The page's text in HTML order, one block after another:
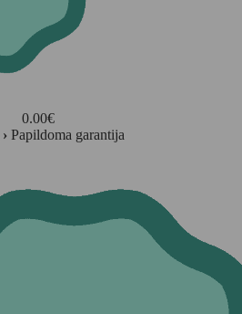
0.00€
› Papildoma garantija